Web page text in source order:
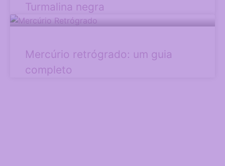
Turmalina negra
Mercúrio retrógrado: um guia
completo